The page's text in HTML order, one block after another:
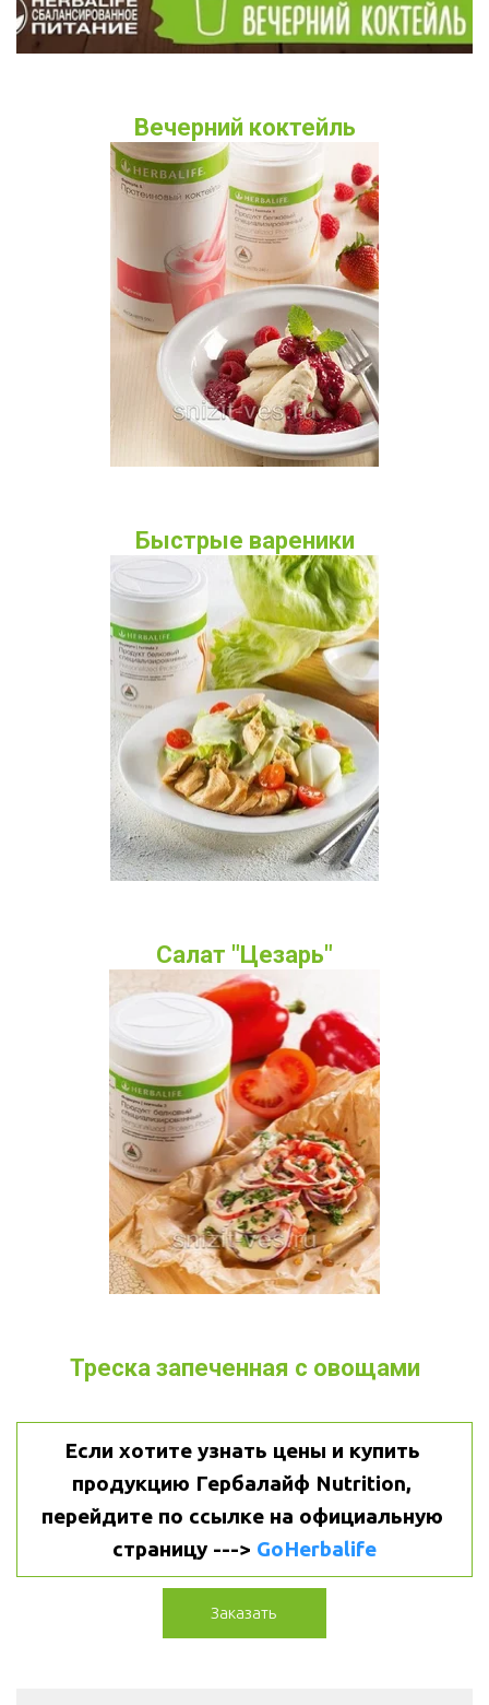
Вечерний коктейль
Быстрые вареники
Салат "Цезарь"
Треска запеченная с овощами
Если хотите узнать цены и купить
продукцию Гербалайф Nutrition,
перейдите по ссылке на официальную
страницу ---> GoHerbalife
Заказать